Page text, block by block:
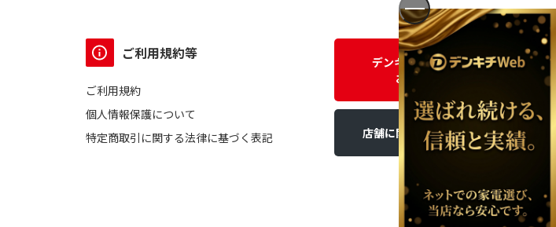
ご利用規約等
ご利用規約
個人情報保護について
特定商取引に関する法律に基づく表記
デンキチWEBに関する
お問い合わせ
店舗に関するお問い合わせ